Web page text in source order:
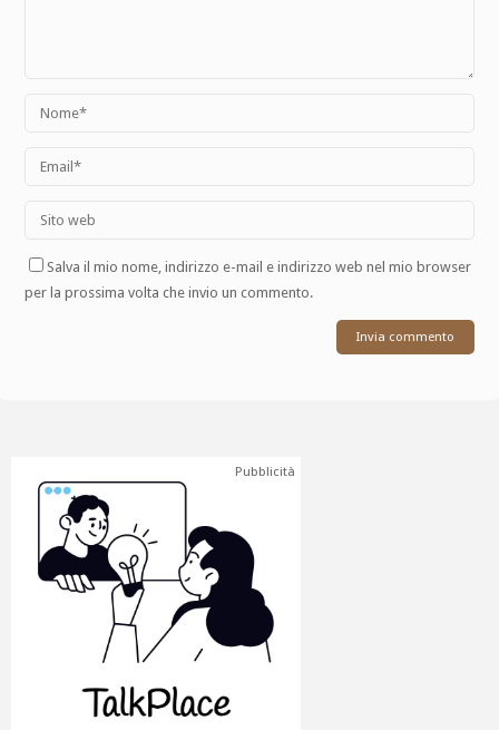
Salva il mio nome, indirizzo e-mail e indirizzo web nel mio browser
per la prossima volta che invio un commento.
Pubblicità